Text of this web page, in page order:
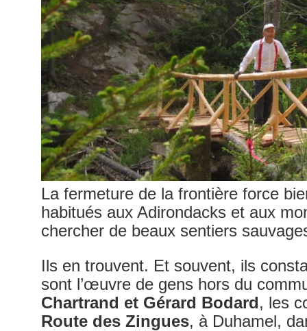
La fermeture de la frontière force
habitués aux Adirondacks et aux
chercher de beaux sentiers
Ils en trouvent. Et souvent, ils
sont l’œuvre de gens hors du
Chartrand et Gérard Bodard, les
Route des Zingues, à Duhamel,